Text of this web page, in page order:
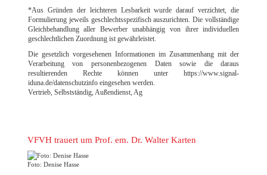
*Aus Gründen der leichteren Lesbarkeit wurde darauf verzichtet, die
Formulierung jeweils geschlechtsspezifisch auszurichten. Die vollständige
Gleichbehandlung aller Bewerber unabhängig von ihrer individuellen
geschlechtlichen Zuordnung ist gewährleistet.
Die gesetzlich vorgesehenen Informationen im Zusammenhang mit der
Verarbeitung von personenbezogenen Daten sowie die daraus
resultierenden Rechte können unter https://www.signal-
iduna.de/datenschutzinfo eingesehen werden.
Vertrieb, Selbstständig, Außendienst, Ag
VFVH trauert um Prof. em. Dr. Walter Karten
Foto: Denise Hasse